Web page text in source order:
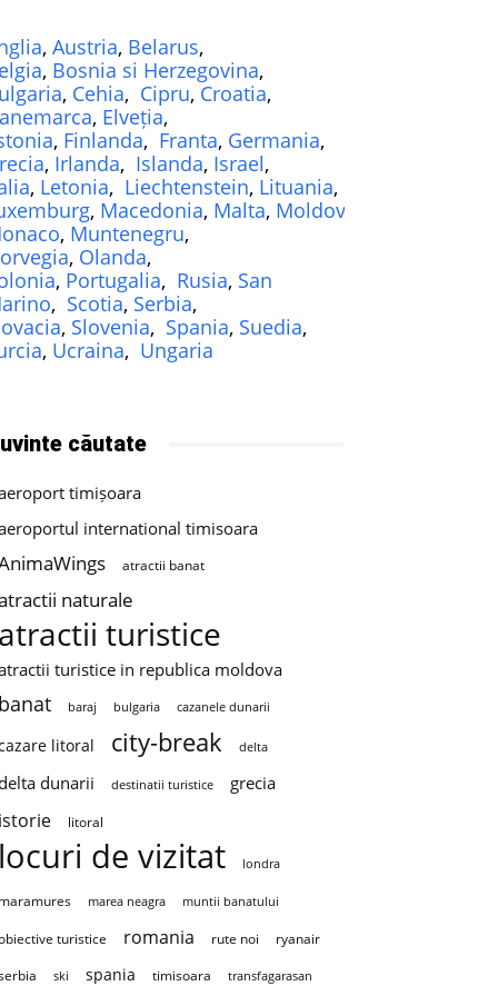
, Austria, Belarus,
, Bosnia si Herzegovina,
, Cehia, Cipru, Croatia,
, Elveția,
, Finlanda, Franta, Germania,
, Irlanda, Islanda, Israel,
, Letonia, Liechtenstein, Lituania,
, Macedonia, Malta, Moldova
, Muntenegru,
, Olanda,
, Portugalia, Rusia, San
, Scotia, Serbia,
, Slovenia, Spania, Suedia,
, Ucraina, Ungaria
căutate
timișoara
international timisoara
atractii banat
naturale
turistice
turistice in republica moldova
baraj bulgaria cazanele dunarii
litoral city-break delta
dunarii destinatii turistice grecia
litoral
de vizitat londra
marea neagra muntii banatului
turistice romania rute noi
ryanair
ski spania timisoara transfagarasan